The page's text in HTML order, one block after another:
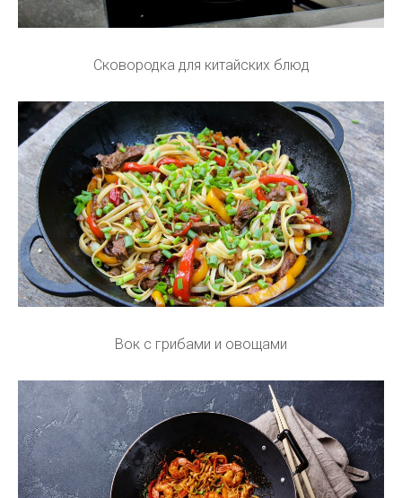
Сковородка для китайских блюд
Вок с грибами и овощами